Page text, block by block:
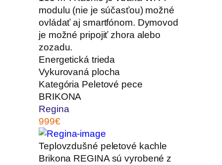
modulu (nie je súčasťou) možné
ovládať aj smartfónom. Dymovod
je možné pripojiť zhora alebo
zozadu.
Energetická trieda
Vykurovaná plocha
Kategória Peletové pece
BRIKONA
Regina
999€
Teplovzdušné peletové kachle
Brikona REGINA sú vyrobené z